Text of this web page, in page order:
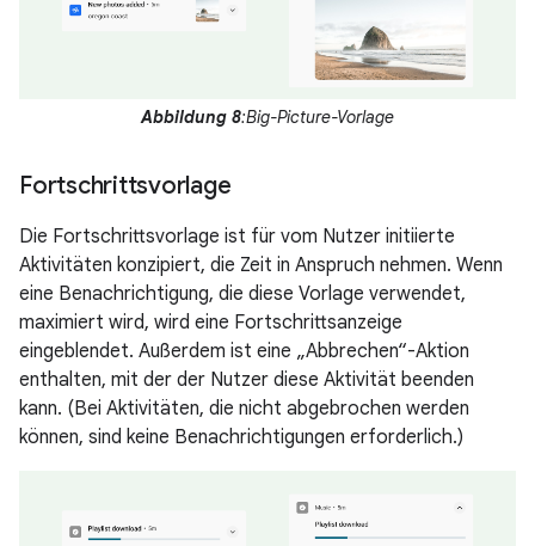
Abbildung 8:Big-Picture-Vorlage
Fortschrittsvorlage
Die Fortschrittsvorlage ist für vom Nutzer initiierte
Aktivitäten konzipiert, die Zeit in Anspruch nehmen. Wenn
eine Benachrichtigung, die diese Vorlage verwendet,
maximiert wird, wird eine Fortschrittsanzeige
eingeblendet. Außerdem ist eine „Abbrechen“-Aktion
enthalten, mit der der Nutzer diese Aktivität beenden
kann. (Bei Aktivitäten, die nicht abgebrochen werden
können, sind keine Benachrichtigungen erforderlich.)